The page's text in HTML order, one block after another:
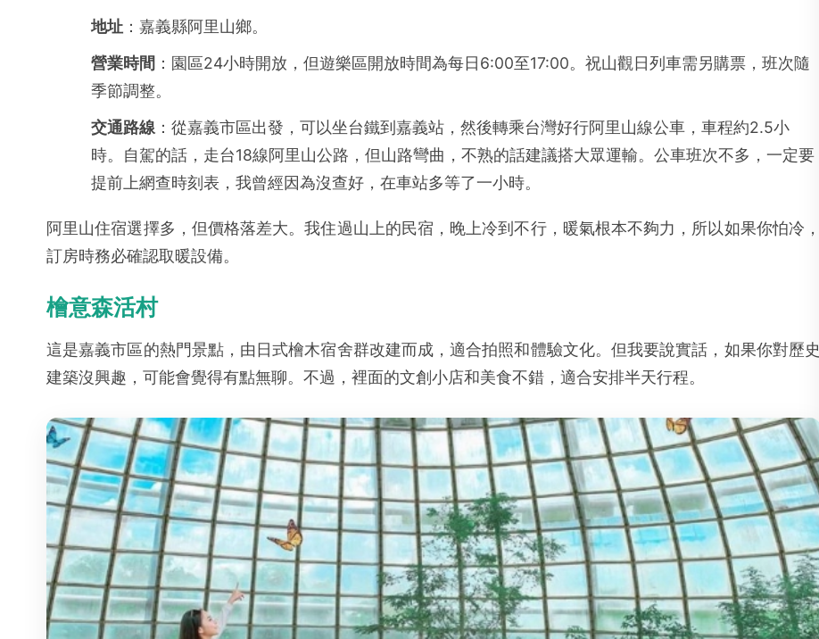
地址 ：嘉義縣阿里山鄉。
營業時間 ：園區24小時開放，但遊樂區開放時間為每日6:00至17:00。祝山觀日列車需另購票，班次隨
季節調整。
交通路線 ：從嘉義市區出發，可以坐台鐵到嘉義站，然後轉乘台灣好行阿里山線公車，車程約2.5小
時。自駕的話，走台18線阿里山公路，但山路彎曲，不熟的話建議搭大眾運輸。公車班次不多，一定要
提前上網查時刻表，我曾經因為沒查好，在車站多等了一小時。
阿里山住宿選擇多，但價格落差大。我住過山上的民宿，晚上冷到不行，暖氣根本不夠力，所以如果你怕冷，
訂房時務必確認取暖設備。
檜意森活村
這是嘉義市區的熱門景點，由日式檜木宿舍群改建而成，適合拍照和體驗文化。但我要說實話，如果你對歷史
建築沒興趣，可能會覺得有點無聊。不過，裡面的文創小店和美食不錯，適合安排半天行程。